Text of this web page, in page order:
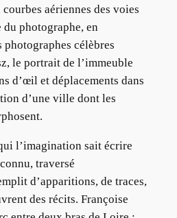
aériennes des voies
du photographe, en
photographes célèbres
le portrait de l’immeuble
d’œil et déplacements dans
d’une ville dont les
l’imagination sait écrire
traversé
d’apparitions, de traces,
des récits. Françoise